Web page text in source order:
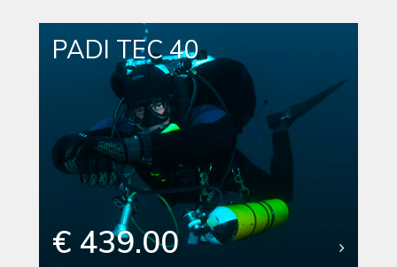
PADI TEC 40
€ 439.00